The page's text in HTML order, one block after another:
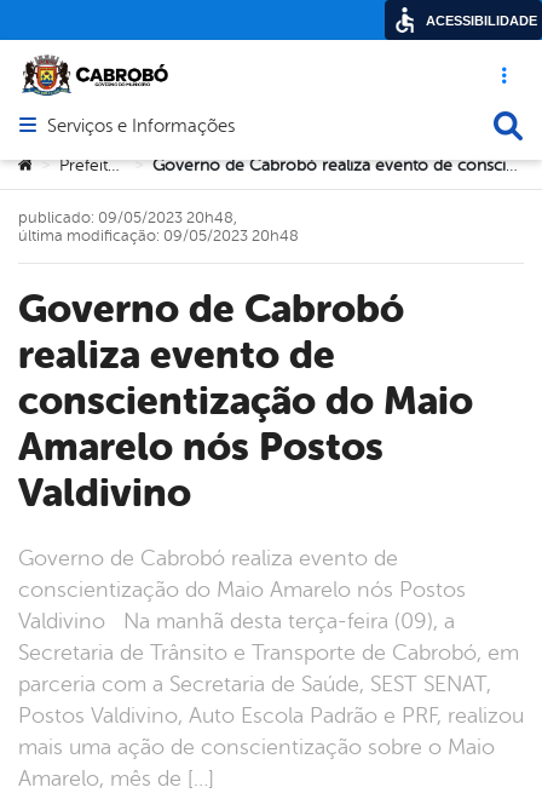
Acesso
Abrir menu principal de navegação
Serviços e Informações
Você está aqui:
> Prefeitura > Governo de Cabrobó realiza evento de conscientização do Maio Amarelo nós Postos Valdivino
Governo de Cabrobó
realiza evento de
conscientização do Maio
Amarelo nós Postos
Valdivino
Governo de Cabrobó realiza evento de
conscientização do Maio Amarelo nós Postos
Valdivino Na manhã desta terça-feira (09), a
Secretaria de Trânsito e Transporte de Cabrobó, em
parceria com a Secretaria de Saúde, SEST SENAT,
Postos Valdivino, Auto Escola Padrão e PRF, realizou
mais uma ação de conscientização sobre o Maio
Amarelo, mês de […]
publicado: 09/05/2023 20h48,
última modificação: 09/05/2023 20h48
ACESSIBILIDADE